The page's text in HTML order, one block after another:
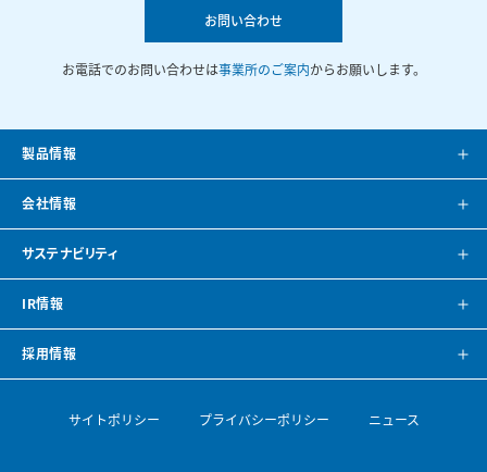
お問い合わせ
お電話でのお問い合わせは事業所のご案内からお願いします。
製品情報
製品案内
システム提案
CAD・BIMデータ
空調ナビゲーション
導入事例
会社情報
会社案内
会社概要
見学のご案内
空調機開発の歴史
サステナビリティ
方針・トップメッセージ
環境
IR情報
IRニュース
採用情報
サイトポリシー プライバシーポリシー ニュース